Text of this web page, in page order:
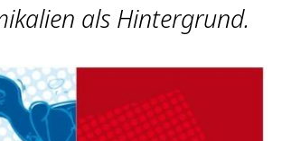
als Hintergrund.